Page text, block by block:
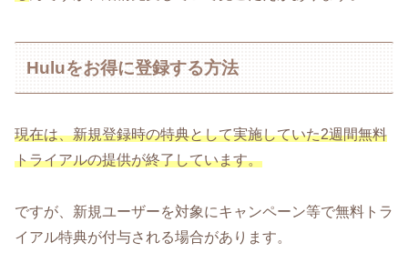
Huluをお得に登録する方法
現在は、新規登録時の特典として実施していた2週間無料
トライアルの提供が終了しています。
ですが、新規ユーザーを対象にキャンペーン等で無料トラ
イアル特典が付与される場合があります。